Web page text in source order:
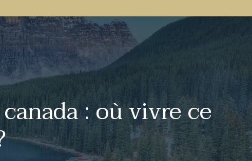
: où vivre ce